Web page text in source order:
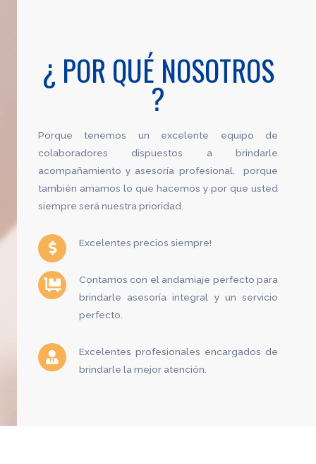
¿ POR QUÉ NOSOTROS
?
Porque tenemos un excelente equipo de
colaboradores dispuestos a brindarle
acompañamiento y asesoría profesional, porque
también amamos lo que hacemos y por que usted
siempre será nuestra prioridad.
Excelentes precios siempre!
Contamos con el andamiaje perfecto para
brindarle asesoría integral y un servicio
perfecto.
Excelentes profesionales encargados de
brindarle la mejor atención.